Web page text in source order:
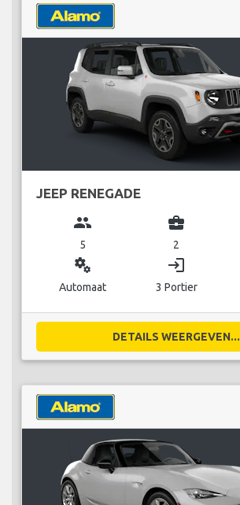
JEEP RENEGADE
group
5
business_center
2
miscellaneous_services
Automaat
login
3 Portier
DETAILS WEERGEVEN...